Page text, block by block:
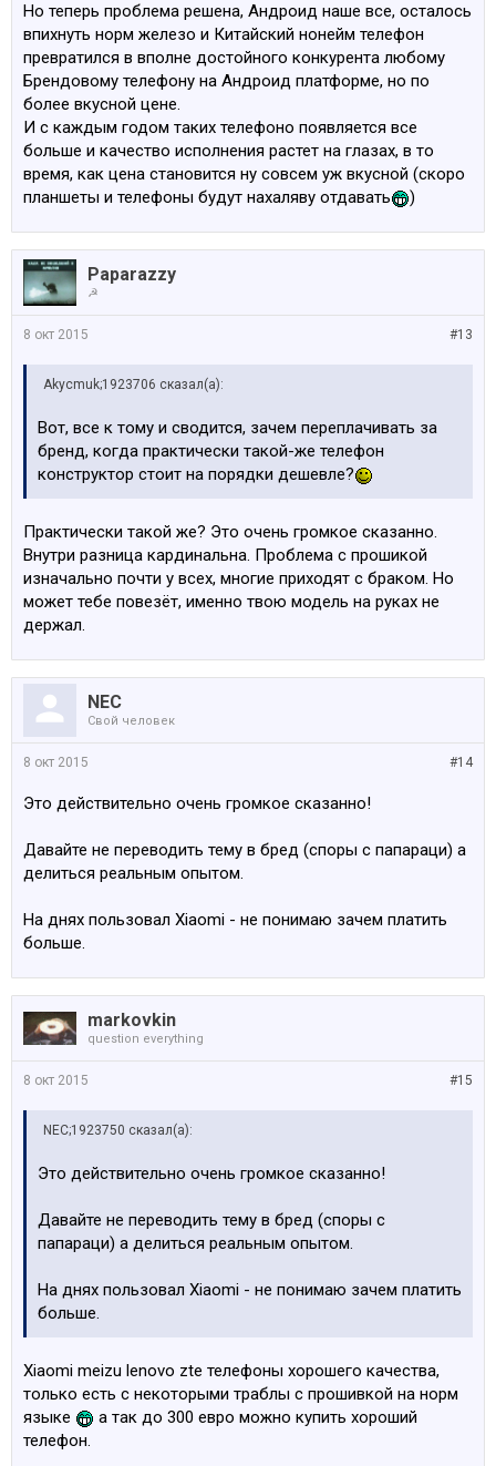
Но теперь проблема решена, Андроид наше все, осталось
впихнуть норм железо и Китайский нонейм телефон
превратился в вполне достойного конкурента любому
Брендовому телефону на Андроид платформе, но по
более вкусной цене.
И с каждым годом таких телефоно появляется все
больше и качество исполнения растет на глазах, в то
время, как цена становится ну совсем уж вкусной (скоро
планшеты и телефоны будут нахаляву отдавать
)
Paparazzy
☭
#13
8 окт 2015
Akycmuk;1923706 сказал(а):
Вот, все к тому и сводится, зачем переплачивать за
бренд, когда практически такой-же телефон
конструктор стоит на порядки дешевле?
Практически такой же? Это очень громкое сказанно.
Внутри разница кардинальна. Проблема с прошикой
изначально почти у всех, многие приходят с браком. Но
может тебе повезёт, именно твою модель на руках не
держал.
NEC
Свой человек
#14
8 окт 2015
Это действительно очень громкое сказанно!
Давайте не переводить тему в бред (споры с папараци) а
делиться реальным опытом.
На днях пользовал Xiaomi - не понимаю зачем платить
больше.
markovkin
question everything
#15
8 окт 2015
NEC;1923750 сказал(а):
Это действительно очень громкое сказанно!
Давайте не переводить тему в бред (споры с
папараци) а делиться реальным опытом.
На днях пользовал Xiaomi - не понимаю зачем платить
больше.
Xiaomi meizu lenovo zte телефоны хорошего качества,
только есть с некоторыми траблы с прошивкой на норм
языке
а так до 300 евро можно купить хороший
телефон.